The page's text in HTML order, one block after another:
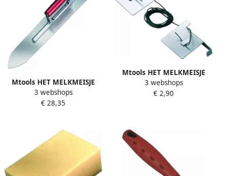
Mtools HET MELKMEISJE
Vloerspaan spits RVS
80x110x500 |
3 webshops
€ 28,35
Mtools HET MELKMEISJE
Tegelhoekjes met haak en
elastiek |
3 webshops
€ 2,90